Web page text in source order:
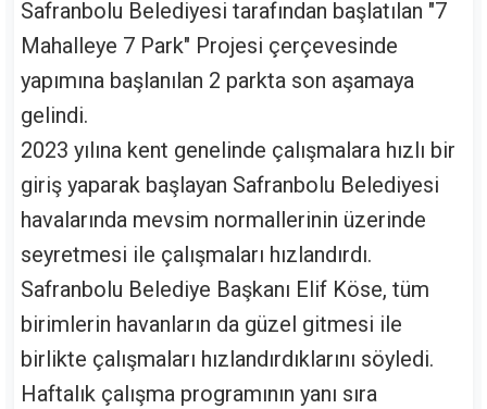
Safranbolu Belediyesi tarafından başlatılan "7
Mahalleye 7 Park" Projesi çerçevesinde
yapımına başlanılan 2 parkta son aşamaya
gelindi.
2023 yılına kent genelinde çalışmalara hızlı bir
giriş yaparak başlayan Safranbolu Belediyesi
havalarında mevsim normallerinin üzerinde
seyretmesi ile çalışmaları hızlandırdı.
Safranbolu Belediye Başkanı Elif Köse, tüm
birimlerin havanların da güzel gitmesi ile
birlikte çalışmaları hızlandırdıklarını söyledi.
Haftalık çalışma programının yanı sıra